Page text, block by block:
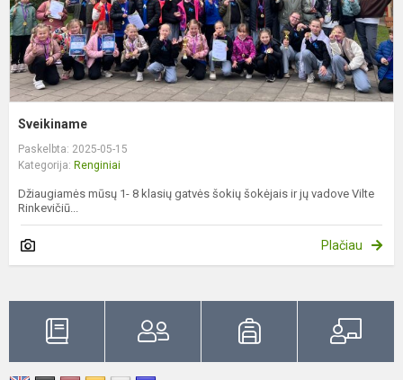
Sveikiname
Paskelbta: 2025-05-15
Kategorija: Renginiai
Džiaugiamės mūsų 1- 8 klasių gatvės šokių šokėjais ir jų vadove Vilte
Rinkevičiū...
Plačiau